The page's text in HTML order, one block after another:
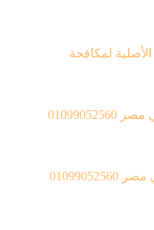
لمكافحة
أفضل شركة مكافحة حشرات في مصر 01099052560
أفضل شركات رش الحشرات في مصر 01099052560